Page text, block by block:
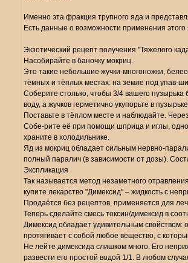
Именно эта фракция трупного яда и
Есть данные о возможности применения
Экзотический рецепт получения "Тяжелого
Насобирайте в баночку мокриц.
Это такие небольшие жучки-многоножки,
тёмных и тёплых местах: на земле под упав-
Соберите столько, чтобы 3/4 вашего
воду, а жучков герметично укупорьте в
Поставьте в тёплом месте и наблюдайте.
Собе-рите её при помощи шприца и иглы,
храните в холодильнике.
Яд из мокриц обладает сильным нервно-
полный паралич (в зависимости от дозы).
Экспликация
Так называется метод незаметного
купите лекарство "Димексид" – жидкость с
Продаётся без рецептов, применяется для
Теперь сделайте смесь токсин/димексид в
Димексид обладает удивительным свойством:
протягивает с собой любое вещество, с
Не лейте димексида слишком много. Его
развести его простой водой 1/1. В любом